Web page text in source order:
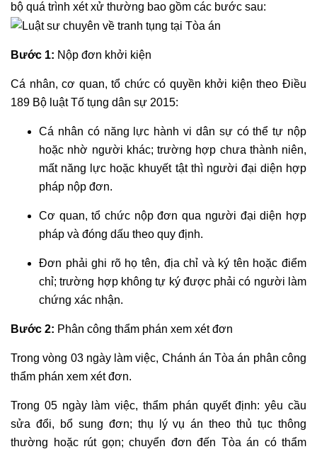
bộ quá trình xét xử thường bao gồm các bước sau:
Bước 1: Nộp đơn khởi kiện
Cá nhân, cơ quan, tổ chức có quyền khởi kiện theo Điều
189 Bộ luật Tố tụng dân sự 2015:
Cá nhân có năng lực hành vi dân sự có thể tự nộp
hoặc nhờ người khác; trường hợp chưa thành niên,
mất năng lực hoặc khuyết tật thì người đại diện hợp
pháp nộp đơn.
Cơ quan, tổ chức nộp đơn qua người đại diện hợp
pháp và đóng dấu theo quy định.
Đơn phải ghi rõ họ tên, địa chỉ và ký tên hoặc điểm
chỉ; trường hợp không tự ký được phải có người làm
chứng xác nhận.
Bước 2: Phân công thẩm phán xem xét đơn
Trong vòng 03 ngày làm việc, Chánh án Tòa án phân công
thẩm phán xem xét đơn.
Trong 05 ngày làm việc, thẩm phán quyết định: yêu cầu
sửa đổi, bổ sung đơn; thụ lý vụ án theo thủ tục thông
thường hoặc rút gọn; chuyển đơn đến Tòa án có thẩm